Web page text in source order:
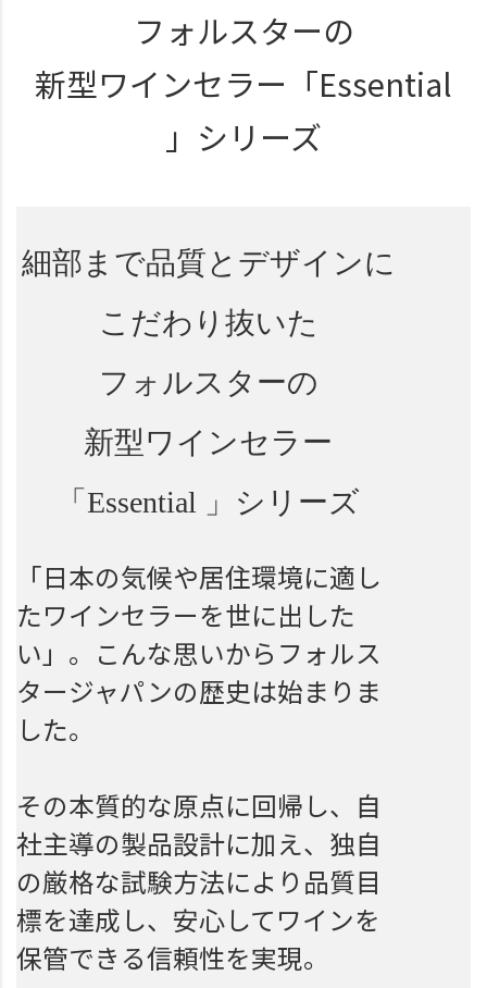
フォルスターの
新型ワインセラー 「Essential
」シリーズ
細部まで品質とデザインに
こだわり抜いた
フォルスターの
新型ワインセラー
「Essential 」シリーズ
「日本の気候や居住環境に適し
たワインセラーを世に出した
い」。こんな思いからフォルス
タージャパンの歴史は始まりま
した。
その本質的な原点に回帰し、自
社主導の製品設計に加え、独自
の厳格な試験方法により品質目
標を達成し、安心してワインを
保管できる信頼性を実現。